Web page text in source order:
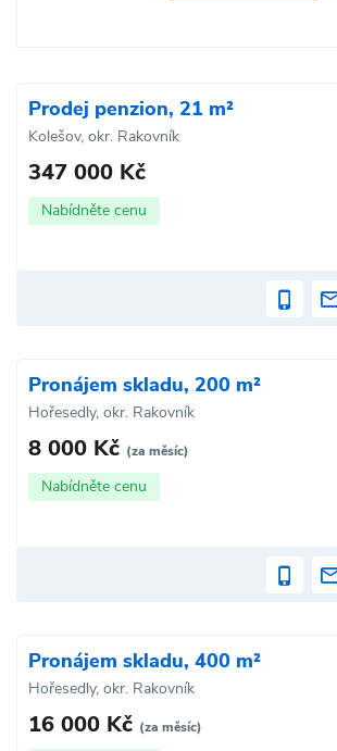
Prodej penzion, 21 m²
Kolešov, okr. Rakovník
347 000 Kč
Nabídněte cenu
Pronájem skladu, 200 m²
Hořesedly, okr. Rakovník
8 000 Kč (za měsíc)
Nabídněte cenu
Pronájem skladu, 400 m²
Hořesedly, okr. Rakovník
16 000 Kč (za měsíc)